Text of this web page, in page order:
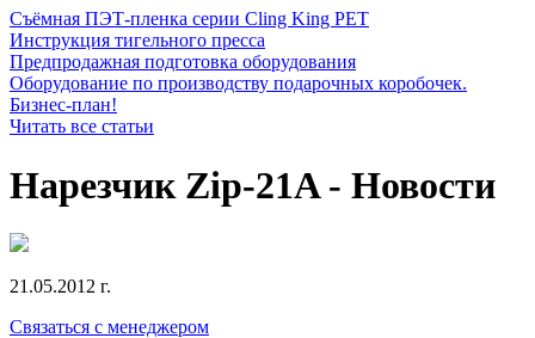
Съёмная ПЭТ-пленка серии Cling King PET
Инструкция тигельного пресса
Предпродажная подготовка оборудования
Оборудование по производству подарочных коробочек.
Бизнес-план!
Читать все статьи
Нарезчик Zip-21A - Новости
21.05.2012 г.
Связаться с менеджером